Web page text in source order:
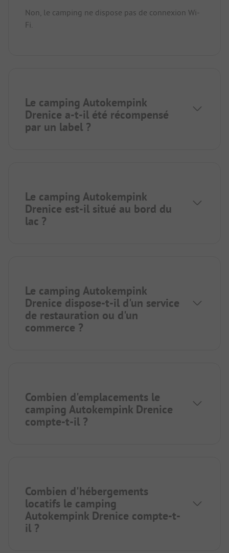
Non, le camping ne dispose pas de connexion Wi-
Fi.
Le camping Autokempink
Drenice a-t-il été récompensé
par un label ?
Le camping Autokempink
Drenice est-il situé au bord du
lac ?
Le camping Autokempink
Drenice dispose-t-il d'un service
de restauration ou d'un
commerce ?
Combien d'emplacements le
camping Autokempink Drenice
compte-t-il ?
Combien d'hébergements
locatifs le camping
Autokempink Drenice compte-t-
il ?